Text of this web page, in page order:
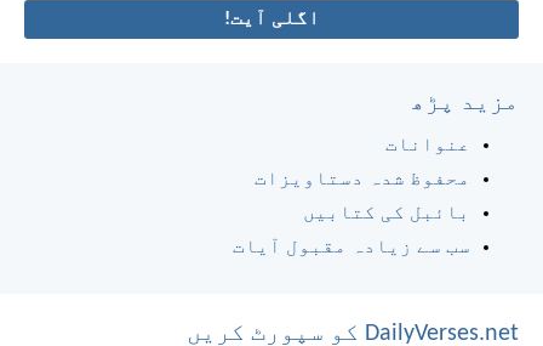
اگلی آیت!
مزید پڑھ
عنوانات
محفوظ شدہ دستاویزات
بائبل کی کتابیں
سب سے زیادہ مقبول آیات
DailyVerses.net کو سپورٹ کریں